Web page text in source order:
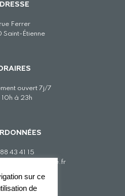
Ferrer
Étienne
ouvert 7j/7
10h à 23h
43 41 15
sur ce
de